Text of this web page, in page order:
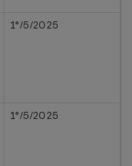
1°/5/2025
1°/5/2025